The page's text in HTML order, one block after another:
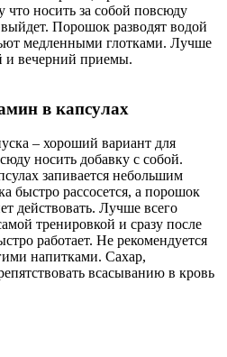
что носить за собой повсюду
Порошок разводят водой
медленными глотками. Лучше
и вечерний приемы.
в капсулах
– хороший вариант для
носить добавку с собой.
запивается небольшим
быстро рассосется, а порошок
действовать. Лучше всего
тренировкой и сразу после
работает. Не рекомендуется
напитками. Сахар,
всасыванию в кровь